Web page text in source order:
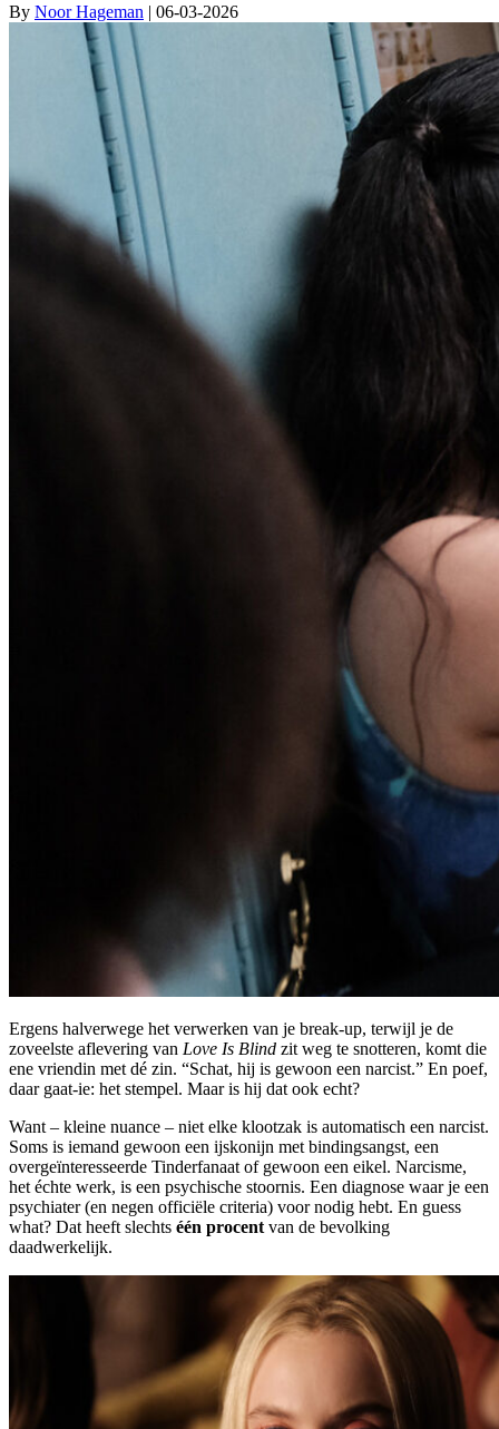
By Noor Hageman | 06-03-2026
Ergens halverwege het verwerken van je break-up, terwijl je de
zoveelste aflevering van Love Is Blind zit weg te snotteren, komt die
ene vriendin met dé zin. “Schat, hij is gewoon een narcist.” En poef,
daar gaat-ie: het stempel. Maar is hij dat ook echt?
Want – kleine nuance – niet elke klootzak is automatisch een narcist.
Soms is iemand gewoon een ijskonijn met bindingsangst, een
overgeïnteresseerde Tinderfanaat of gewoon een eikel. Narcisme,
het échte werk, is een psychische stoornis. Een diagnose waar je een
psychiater (en negen officiële criteria) voor nodig hebt. En guess
what? Dat heeft slechts één procent van de bevolking
daadwerkelijk.